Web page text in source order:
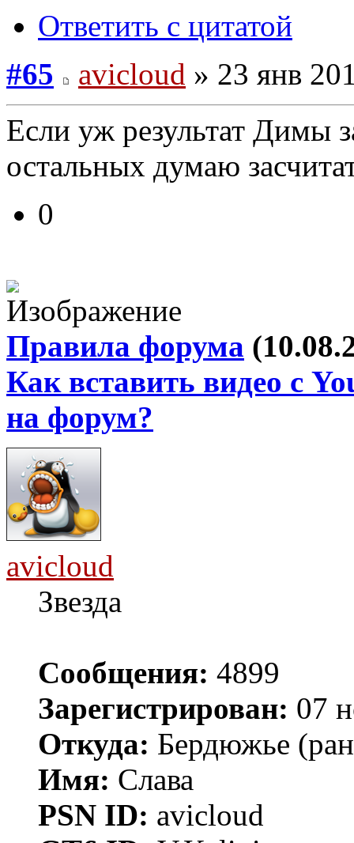
Ответить с цитатой
#65
avicloud » 23 янв
Если уж результат Димы
остальных думаю
0
Правила форума
Как вставить видео с
на форум?
avicloud
Звезда
Сообщения: 4899
Зарегистрирован: 07
Откуда: Бердюжье
Имя: Слава
PSN ID: avicloud